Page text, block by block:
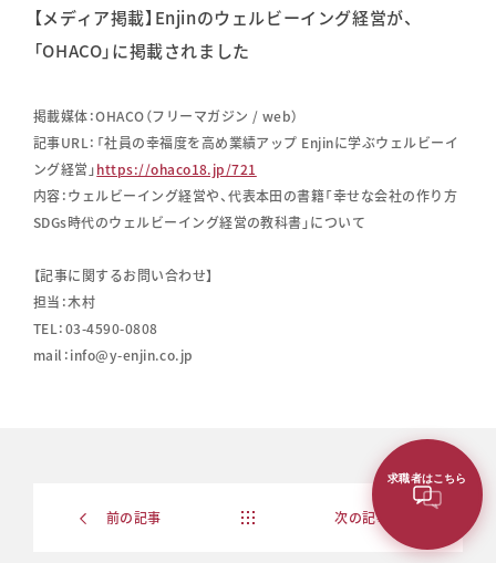
【メディア掲載】Enjinのウェルビーイング経営が、
「OHACO」に掲載されました
掲載媒体：OHACO（フリーマガジン / web）
記事URL：「社員の幸福度を高め業績アップ Enjinに学ぶウェルビーイ
ング経営」https://ohaco18.jp/721
内容：ウェルビーイング経営や、代表本田の書籍「幸せな会社の作り方
SDGs時代のウェルビーイング経営の教科書」について
【記事に関するお問い合わせ】
担当：木村
TEL：03-4590-0808
mail：info@y-enjin.co.jp
前の記事 次の記事
求職者はこちら